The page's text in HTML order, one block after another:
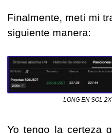
Finalmente, metí mi
siguiente manera:
LONG EN SOL
Yo tengo la certeza